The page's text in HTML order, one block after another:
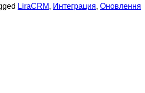
LiraCRM, Интеграция, Оновлення